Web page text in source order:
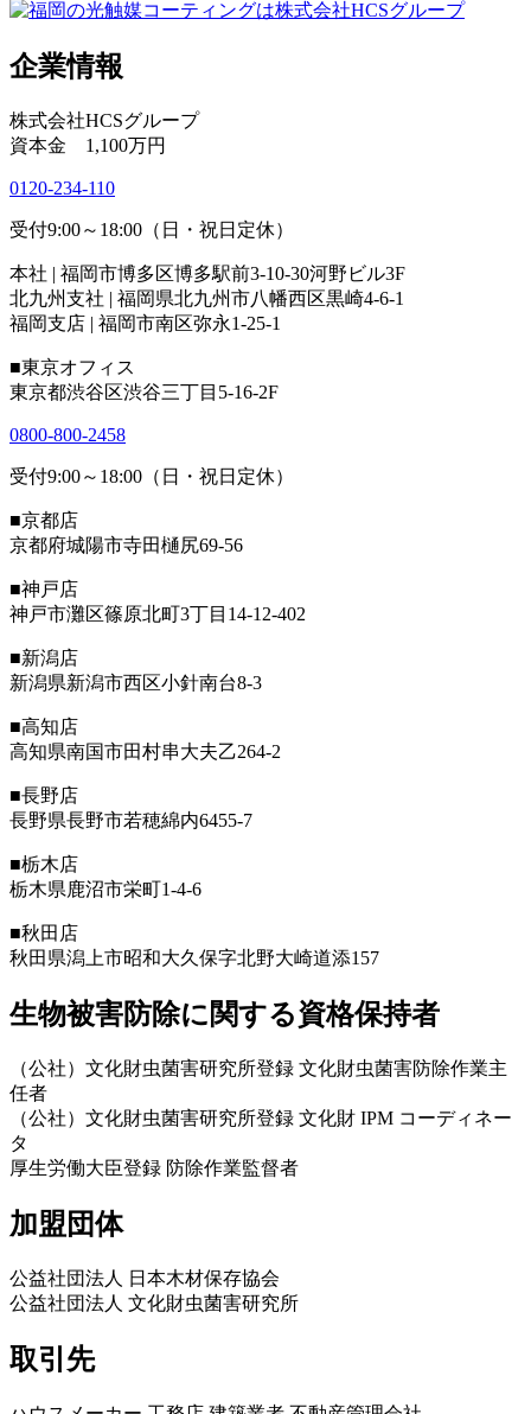
企業情報
株式会社HCSグループ
資本金 1,100万円
0120-234-110
受付9:00～18:00（日・祝日定休）
本社 | 福岡市博多区博多駅前3-10-30河野ビル3F
北九州支社 | 福岡県北九州市八幡西区黒崎4-6-1
福岡支店 | 福岡市南区弥永1-25-1
■東京オフィス
東京都渋谷区渋谷三丁目5-16-2F
0800-800-2458
受付9:00～18:00（日・祝日定休）
■京都店
京都府城陽市寺田樋尻69-56
■神戸店
神戸市灘区篠原北町3丁目14-12-402
■新潟店
新潟県新潟市西区小針南台8-3
■高知店
高知県南国市田村串大夫乙264-2
■長野店
長野県長野市若穂綿内6455-7
■栃木店
栃木県鹿沼市栄町1-4-6
■秋田店
秋田県潟上市昭和大久保字北野大崎道添157
生物被害防除に関する資格保持者
（公社）文化財虫菌害研究所登録 文化財虫菌害防除作業主
任者
（公社）文化財虫菌害研究所登録 文化財 IPM コーディネー
タ
厚生労働大臣登録 防除作業監督者
加盟団体
公益社団法人 日本木材保存協会
公益社団法人 文化財虫菌害研究所
取引先